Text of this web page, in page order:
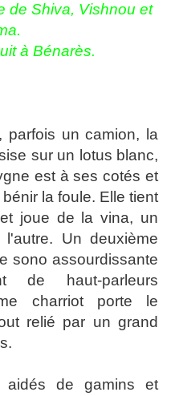
de Shiva, Vishnou et
à Bénarès.
un camion, la
sur un lotus blanc,
est à ses cotés et
la foule. Elle tient
joue de la vina, un
Un deuxième
sono assourdissante
de haut-parleurs
charriot porte le
relié par un grand
de gamins et